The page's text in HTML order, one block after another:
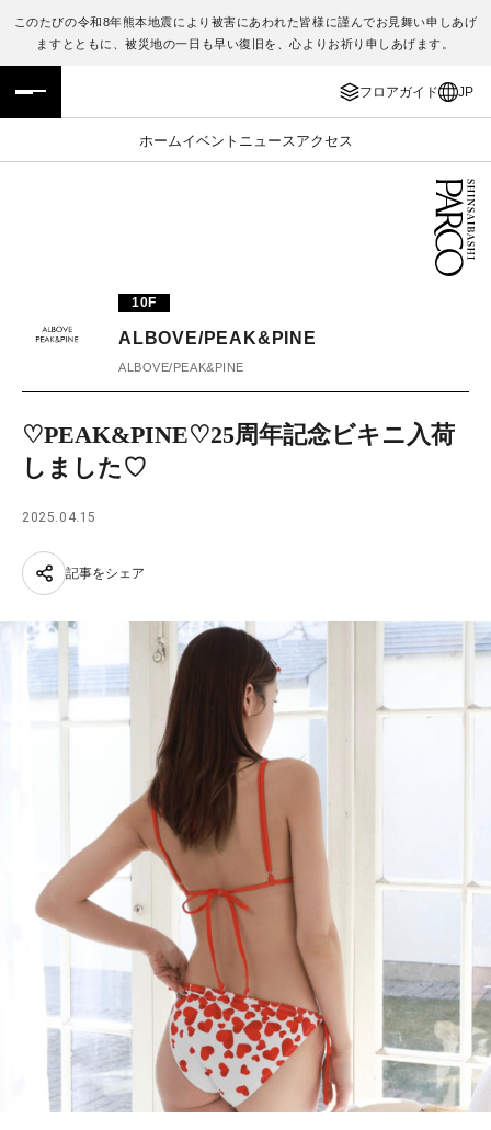
このたびの令和8年熊本地震により被害にあわれた皆様に謹んでお見舞い申しあげ
ますとともに、被災地の一日も早い復旧を、心よりお祈り申しあげます。
フロアガイド JP
ホームイベント ニュース アクセス
フロアガイド
施設案内・アクセス
TAX FREE
JP
ENGLISH
繁体字
日本語
10F
ALBOVE/PEAK&PINE
ALBOVE/PEAK&PINE
♡PEAK&PINE♡25周年記念ビキニ入荷
しました♡
2025.04.15
記事をシェア